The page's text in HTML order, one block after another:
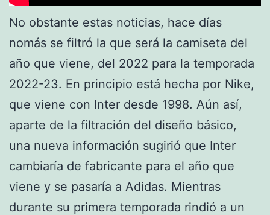
No obstante estas noticias, hace días
nomás se filtró la que será la camiseta del
año que viene, del 2022 para la temporada
2022-23. En principio está hecha por Nike,
que viene con Inter desde 1998. Aún así,
aparte de la filtración del diseño básico,
una nueva información sugirió que Inter
cambiaría de fabricante para el año que
viene y se pasaría a Adidas. Mientras
durante su primera temporada rindió a un